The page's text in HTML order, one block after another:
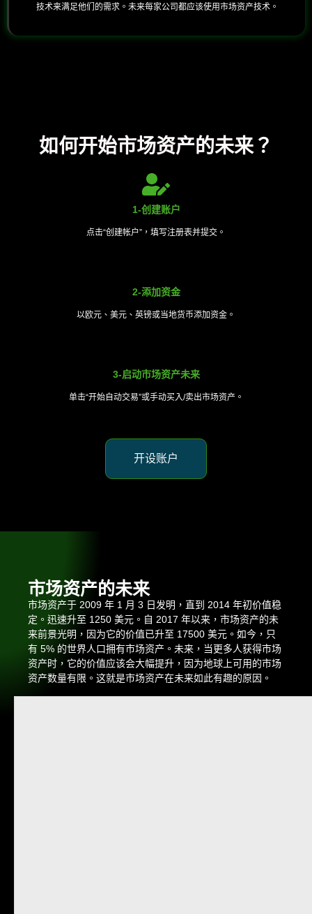
技术来满足他们的需求。未来每家公司都应该使用市场资产技术。
如何开始市场资产的未来？
1-创建账户
点击“创建帐户”，填写注册表并提交。
2-添加资金
以欧元、美元、英镑或当地货币添加资金。
3-启动市场资产未来
单击“开始自动交易”或手动买入/卖出市场资产。
开设账户
市场资产的未来
市场资产于 2009 年 1 月 3 日发明，直到 2014 年初价值稳
定。迅速升至 1250 美元。自 2017 年以来，市场资产的未
来前景光明，因为它的价值已升至 17500 美元。如今，只
有 5% 的世界人口拥有市场资产。未来，当更多人获得市场
资产时，它的价值应该会大幅提升，因为地球上可用的市场
资产数量有限。这就是市场资产在未来如此有趣的原因。